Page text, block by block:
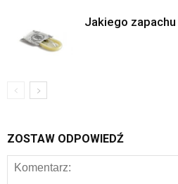
Jakiego
ZOSTAW ODPOWIEDŹ